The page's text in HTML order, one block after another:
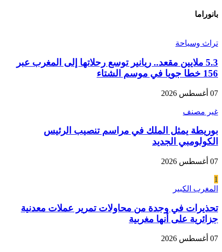
بانوراما
تراث وسياحة
5.3 ملايين مقعد.. ريانير توسع رحلاتها إلى المغرب عبر
156 خطا جويا في موسم الشتاء
07 أغسطس 2026
غير مصنف
بوريطة يمثل الملك في مراسم تنصيب الرئيس
الكولومبي الجديد
07 أغسطس 2026
1
المغرب الكبير
تحذيرات في وجدة من محاولات تمرير عملات معدنية
جزائرية على أنها مغربية
07 أغسطس 2026